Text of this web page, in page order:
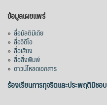
ข้อมูลเผยแพร่
» สื่อมัลติมีเดีย
» สื่อวิดีโอ
» สื่อเสียง
» สื่อสิ่งพิมพ์
» ดาวน์โหลดเอกสาร
ร้องเรียนการทุจริตและประพฤติมิชอบ